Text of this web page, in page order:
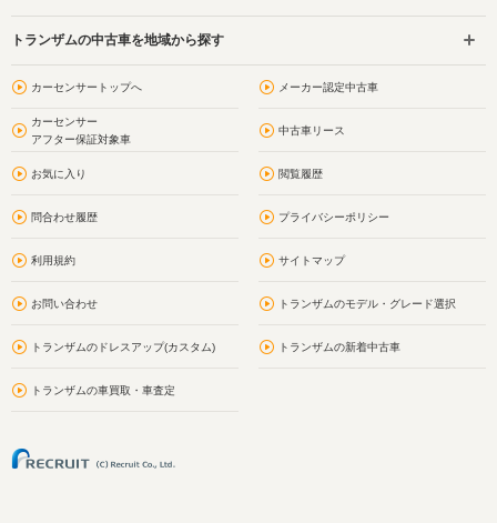
トランザムの中古車を地域から探す
カーセンサートップへ メーカー認定中古車
カーセンサー
アフター保証対象車
中古車リース
お気に入り 閲覧履歴
問合わせ履歴 プライバシーポリシー
利用規約 サイトマップ
お問い合わせ トランザムのモデル・グレード選択
トランザムのドレスアップ(カスタム) トランザムの新着中古車
トランザムの車買取・車査定